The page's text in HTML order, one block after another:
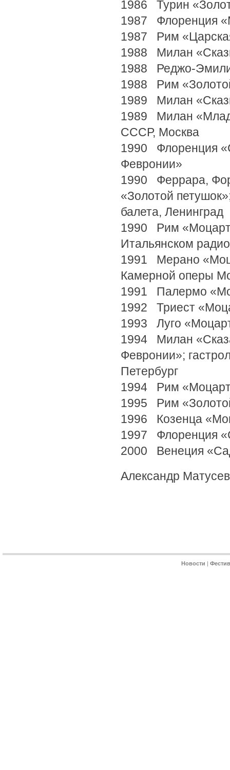
1986 Турин
1987 Флоренция
1987 Рим
1988 Милан
1988 Реджо-
1988 Рим
1989 Милан
1989 Милан
СССР, Москва
1990 Флоренция
Февронии»
1990 Феррара,
«Золотой
балета, Ленинград
1990 Рим «Моцарт
Итальянском радио
1991 Мерано
Камерной оперы
1991 Палермо
1992 Триест
1993 Луго
1994 Милан
Февронии»;
Петербург
1994 Рим «Моцарт
1995 Рим
1996 Козенца
1997 Флоренция
2000 Венеция
Александр
Новости |